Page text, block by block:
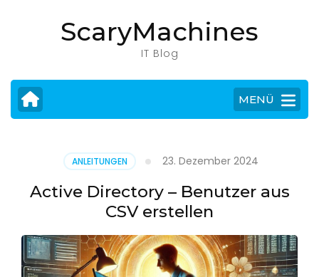
drücken)
ScaryMachines
IT Blog
MENÜ
ANLEITUNGEN 23. Dezember 2024
Active Directory – Benutzer aus
CSV erstellen